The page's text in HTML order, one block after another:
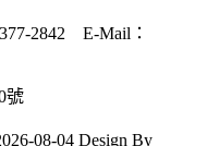
2842 E-Mail：
號
08-04 Design By